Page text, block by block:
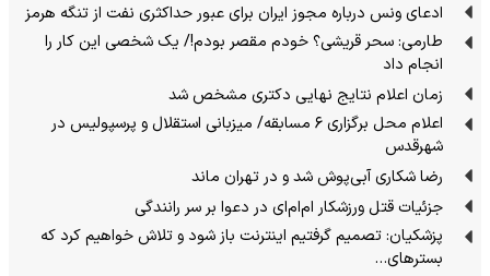
ادعای ونس درباره مجوز ایران برای عبور حداکثری نفت از تنگه هرمز
طارمی: سحر قریشی؟ خودم مقصر بودم!/ یک شخصی این کار را
انجام داد
زمان اعلام نتایج نهایی دکتری مشخص شد
اعلام محل برگزاری ۶ مسابقه/ میزبانی استقلال و پرسپولیس در
شهرقدس
رضا شکاری آبی‌پوش شد و در تهران ماند
جزئیات قتل ورزشکار ام‌ام‌ای در دعوا بر سر رانندگی
پزشکیان: تصمیم گرفتیم اینترنت باز شود و تلاش خواهیم کرد که
بسترهای…